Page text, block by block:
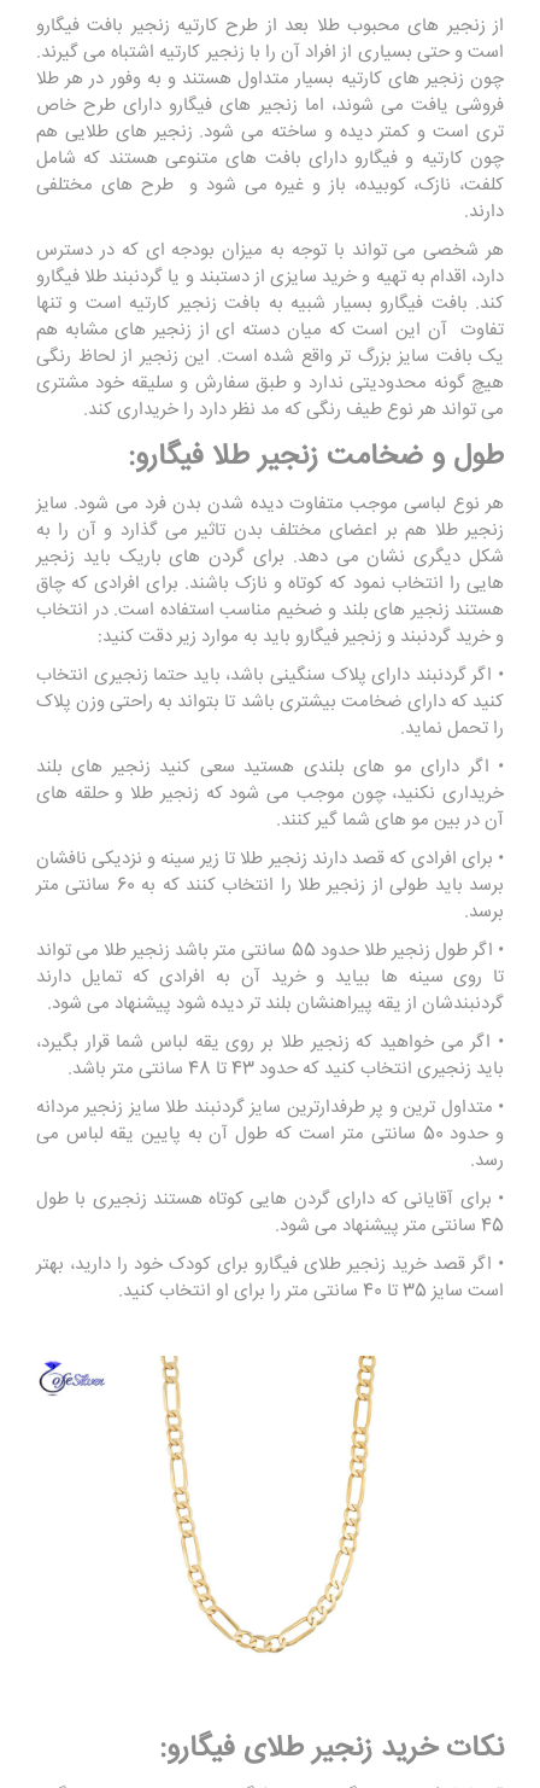
از زنجیر های محبوب طلا بعد از طرح کارتیه زنجیر بافت فیگارو
است و حتی بسیاری از افراد آن را با زنجیر کارتیه اشتباه می گیرند.
چون زنجیر های کارتیه بسیار متداول هستند و به وفور در هر طلا
فروشی یافت می شوند، اما زنجیر های فیگارو دارای طرح خاص
تری است و کمتر دیده و ساخته می شود. زنجیر های طلایی هم
چون کارتیه و فیگارو دارای بافت های متنوعی هستند که شامل
کلفت، نازک، کوبیده، باز و غیره می شود و طرح های مختلفی
دارند.
هر شخصی می تواند با توجه به میزان بودجه ای که در دسترس
دارد، اقدام به تهیه و خرید سایزی از دستبند و یا گردنبند طلا فیگارو
کند. بافت فیگارو بسیار شبیه به بافت زنجیر کارتیه است و تنها
تفاوت آن این است که میان دسته ای از زنجیر های مشابه هم
یک بافت سایز بزرگ تر واقع شده است. این زنجیر از لحاظ رنگی
هیچ گونه محدودیتی ندارد و طبق سفارش و سلیقه خود مشتری
می تواند هر نوع طیف رنگی که مد نظر دارد را خریداری کند.
طول و ضخامت زنجیر طلا فیگارو:
هر نوع لباسی موجب متفاوت دیده شدن بدن فرد می شود. سایز
زنجیر طلا هم بر اعضای مختلف بدن تاثیر می گذارد و آن را به
شکل دیگری نشان می دهد. برای گردن های باریک باید زنجیر
هایی را انتخاب نمود که کوتاه و نازک باشند. برای افرادی که چاق
هستند زنجیر های بلند و ضخیم مناسب استفاده است. در انتخاب
و خرید گردنبند و زنجیر فیگارو باید به موارد زیر دقت کنید:
• اگر گردنبند دارای پلاک سنگینی باشد، باید حتما زنجیری انتخاب
کنید که دارای ضخامت بیشتری باشد تا بتواند به راحتی وزن پلاک
را تحمل نماید.
• اگر دارای مو های بلندی هستید سعی کنید زنجیر های بلند
خریداری نکنید، چون موجب می شود که زنجیر طلا و حلقه های
آن در بین مو های شما گیر کنند.
• برای افرادی که قصد دارند زنجیر طلا تا زیر سینه و نزدیکی نافشان
برسد باید طولی از زنجیر طلا را انتخاب کنند که به 60 سانتی متر
برسد.
• اگر طول زنجیر طلا حدود 55 سانتی متر باشد زنجیر طلا می تواند
تا روی سینه ها بیاید و خرید آن به افرادی که تمایل دارند
گردنبندشان از یقه پیراهنشان بلند تر دیده شود پیشنهاد می شود.
• اگر می خواهید که زنجیر طلا بر روی یقه لباس شما قرار بگیرد،
باید زنجیری انتخاب کنید که حدود 43 تا 48 سانتی متر باشد.
• متداول ترین و پر طرفدارترین سایز گردنبند طلا سایز زنجیر مردانه
و حدود 50 سانتی متر است که طول آن به پایین یقه لباس می
رسد.
• برای آقایانی که دارای گردن هایی کوتاه هستند زنجیری با طول
45 سانتی متر پیشنهاد می شود.
• اگر قصد خرید زنجیر طلای فیگارو برای کودک خود را دارید، بهتر
است سایز 35 تا 40 سانتی متر را برای او انتخاب کنید.
نکات خرید زنجیر طلای فیگارو: